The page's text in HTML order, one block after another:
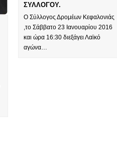
ΣΥΛΛΟΓΟΥ.
Ο Σύλλογος Δρομέων Κεφαλονιάς
,το Σάββατο 23 Ιανουαρίου 2016
και ώρα 16:30 διεξάγει Λαϊκό
αγώνα…